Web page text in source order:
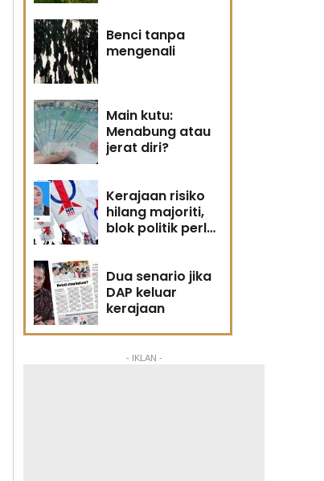
Benci tanpa
mengenali
Main kutu:
Menabung atau
jerat diri?
Kerajaan risiko
hilang majoriti,
blok politik perlu
Dua senario jika
DAP keluar
kerajaan
- IKLAN -